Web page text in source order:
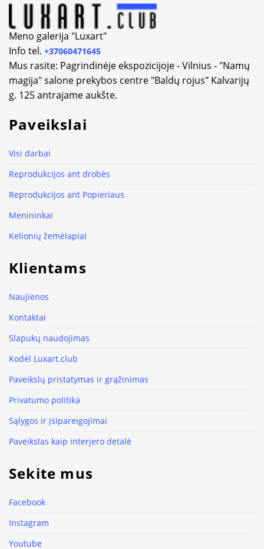
Meno galerija "Luxart"
Info tel. +37060471645
Mus rasite: Pagrindinėje ekspozicijoje - Vilnius - "Namų
magija" salone prekybos centre "Baldų rojus" Kalvarijų
g. 125 antrajame aukšte.
Paveikslai
Visi darbai
Reprodukcijos ant drobės
Reprodukcijos ant Popieriaus
Menininkai
Kelionių žemėlapiai
Klientams
Naujienos
Kontaktai
Slapukų naudojimas
Kodėl Luxart.club
Paveikslų pristatymas ir grąžinimas
Privatumo politika
Sąlygos ir įsipareigojimai
Paveikslas kaip interjero detalė
Sekite mus
Facebook
Instagram
Youtube